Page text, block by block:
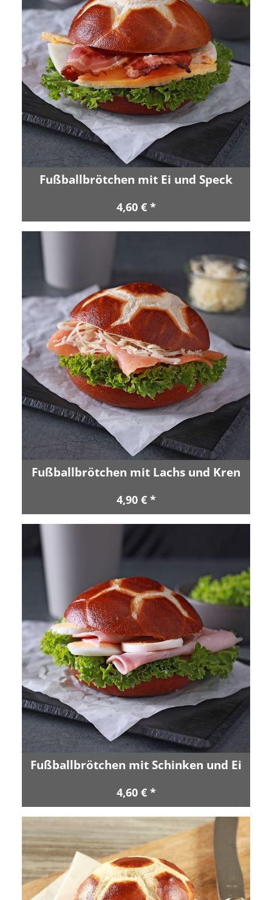
Fußballbrötchen mit Ei und Speck
4,60 € *
Fußballbrötchen mit Lachs und Kren
4,90 € *
Fußballbrötchen mit Schinken und Ei
4,60 € *